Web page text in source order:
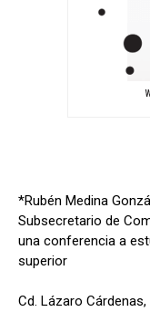
*Rubén Medina
Subsecretario de
una conferencia a
superior
Cd. Lázaro